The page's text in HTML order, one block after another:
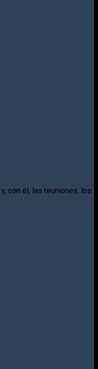
con él, las reuniones, los